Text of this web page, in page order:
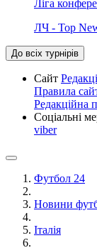
Ліга
ЛЧ - Top
До всіх турнірів
Сайт
Правила
Редакційна
Соціальні
viber
Футбол 24
Новини
Італія